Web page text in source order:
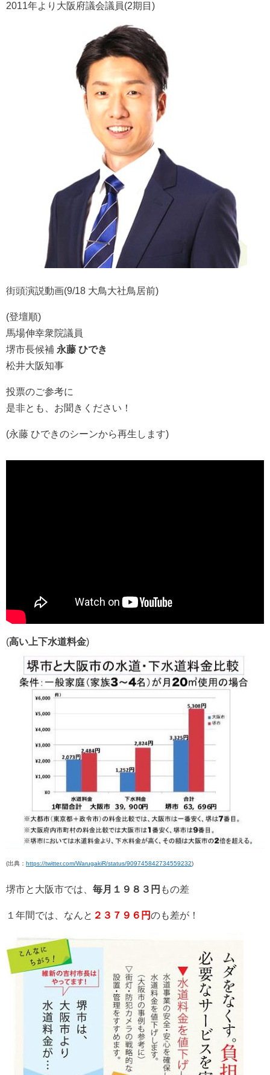
2011年より大阪府議会議員(2期目)
街頭演説動画(9/18 大鳥大社鳥居前)
(登壇順)
馬場伸幸衆院議員
堺市長候補 永藤 ひでき
松井大阪知事
投票のご参考に
是非とも、お聞きください！
(永藤 ひできのシーンから再生します)
(高い上下水道料金)
(出典： https://twitter.com/WarugakiR/status/909745842734559232)
堺市と大阪市では、 毎月１９８３円 もの差
１年間では、なんと ２３７９６円のも差が！